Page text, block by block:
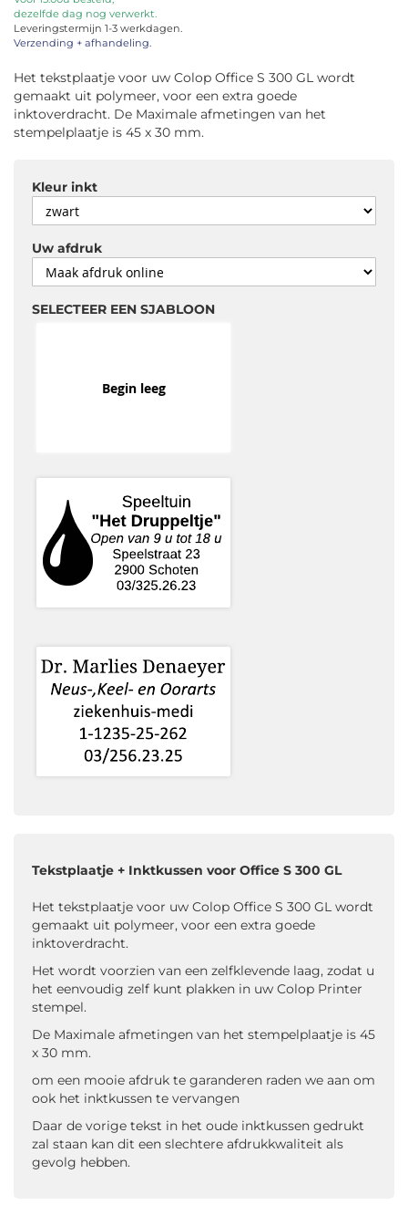
de
afbeeldingen-
dezelfde dag nog verwerkt.
Leveringstermijn 1-3 werkdagen.
Verzending + afhandeling.
Het tekstplaatje voor uw Colop Office S 300 GL wordt
gemaakt uit polymeer, voor een extra goede
inktoverdracht. De Maximale afmetingen van het
stempelplaatje is 45 x 30 mm.
Kleur inkt
Uw afdruk
SELECTEER EEN SJABLOON
Begin leeg
Tekstplaatje + Inktkussen voor Office S 300 GL
Het tekstplaatje voor uw Colop Office S 300 GL wordt
gemaakt uit polymeer, voor een extra goede
inktoverdracht.
Het wordt voorzien van een zelfklevende laag, zodat u
het eenvoudig zelf kunt plakken in uw Colop Printer
stempel.
De Maximale afmetingen van het stempelplaatje is 45
x 30 mm.
om een mooie afdruk te garanderen raden we aan om
ook het inktkussen te vervangen
Daar de vorige tekst in het oude inktkussen gedrukt
zal staan kan dit een slechtere afdrukkwaliteit als
gevolg hebben.